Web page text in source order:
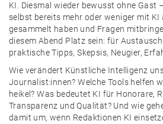
KI. Diesmal wieder bewusst ohne Gast
selbst bereits mehr oder weniger mit KI
gesammelt haben und Fragen
diesem Abend Platz sein: für
praktische Tipps, Skepsis, Neugier,
Wie verändert Künstliche Intelligenz
Journalist:innen? Welche Tools helfen
heikel? Was bedeutet KI für Honorare,
Transparenz und Qualität? Und wie
damit um, wenn Redaktionen KI